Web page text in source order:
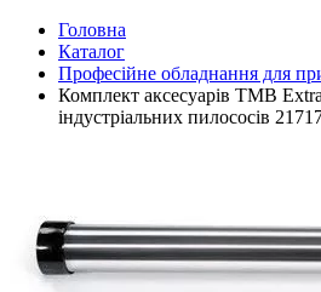
Головна
Каталог
Професійне обладнання для
Комплект аксесуарів TMB
індустріальних пилососів